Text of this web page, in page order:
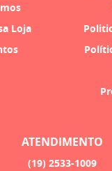
Loja
ATENDIMENTO
(19) 2533-1009